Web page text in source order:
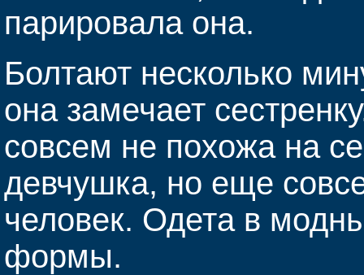
парировала она.
Болтают несколько
она замечает
совсем не похожа на
девчушка, но еще
человек. Одета в
формы.